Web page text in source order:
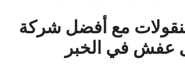
مع أفضل شركة
عفش في الخبر